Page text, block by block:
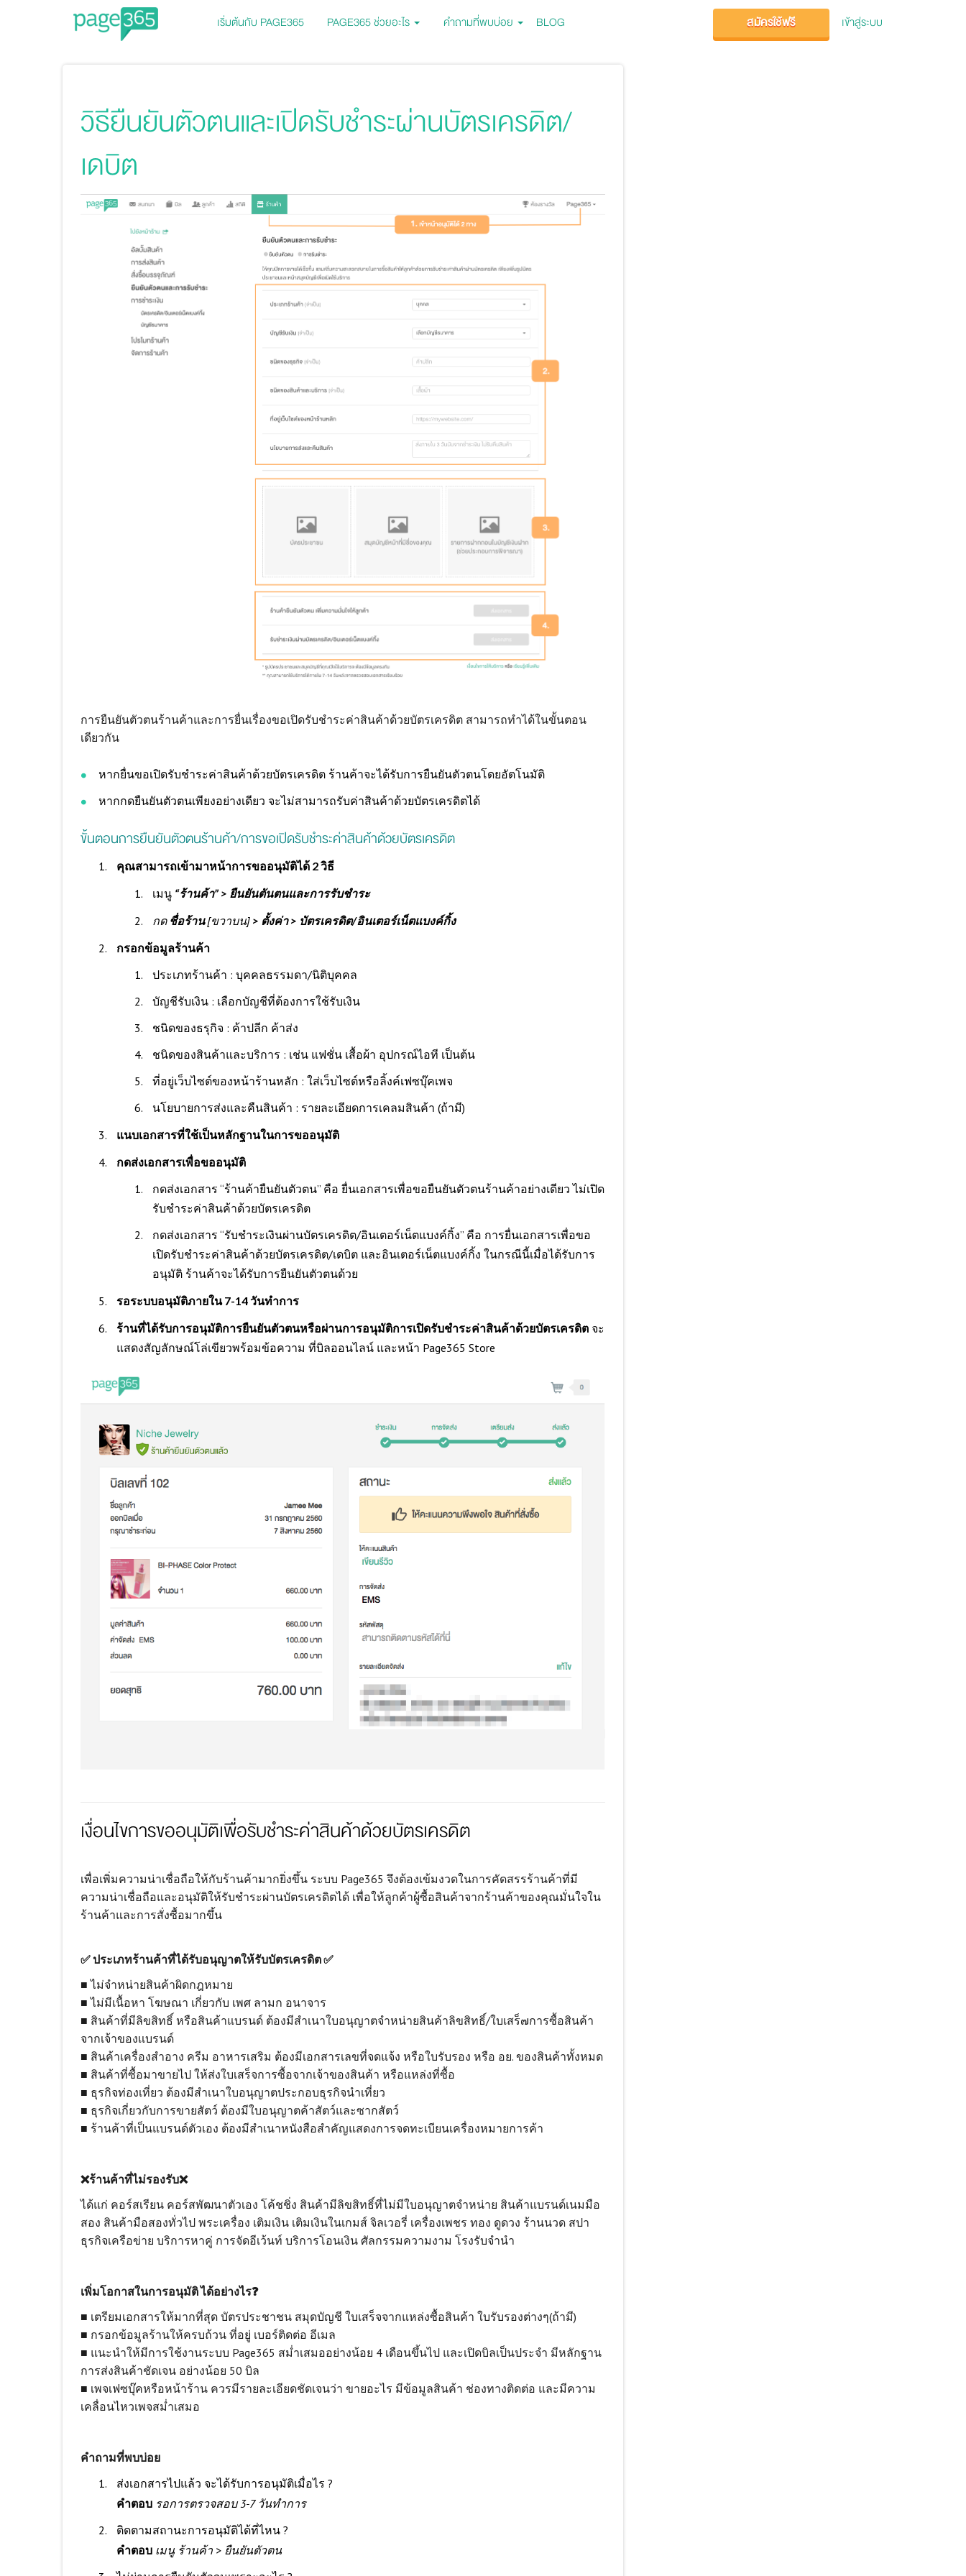
เริ่มต้นกับ PAGE365 PAGE365 ช่วยอะไร คำถามที่พบบ่อย BLOG สมัครใช้ฟรี เข้าสู่ระบบ
วิธียืนยันตัวตนและเปิดรับชำระผ่านบัตรเครดิต/
เดบิต
การยืนยันตัวตนร้านค้าและการยื่นเรื่องขอเปิดรับชำระค่าสินค้าด้วยบัตรเครดิต สามารถทำได้ในขั้นตอน
เดียวกัน
หากยื่นขอเปิดรับชำระค่าสินค้าด้วยบัตรเครดิต ร้านค้าจะได้รับการยืนยันตัวตนโดยอัตโนมัติ
หากกดยืนยันตัวตนเพียงอย่างเดียว จะไม่สามารถรับค่าสินค้าด้วยบัตรเครดิตได้
ขั้นตอนการยืนยันตัวตนร้านค้า/การขอเปิดรับชำระค่าสินค้าด้วยบัตรเครดิต
คุณสามารถเข้ามาหน้าการขออนุมัติได้ 2 วิธี
เมนู “ร้านค้า” > ยืนยันตันตนและการรับชำระ
กดชื่อร้าน[ขวาบน] > ตั้งค่า > บัตรเครดิต/อินเตอร์เน็ตแบงค์กิ้ง
กรอกข้อมูลร้านค้า
ประเภทร้านค้า : บุคคลธรรมดา/นิติบุคคล
บัญชีรับเงิน : เลือกบัญชีที่ต้องการใช้รับเงิน
ชนิดของธรุกิจ : ค้าปลีก ค้าส่ง
ชนิดของสินค้าและบริการ : เช่น แฟชั่น เสื้อผ้า อุปกรณ์ไอที เป็นต้น
ที่อยู่เว็บไซต์ของหน้าร้านหลัก : ใส่เว็บไซต์หรือลิ้งค์เฟซบุ๊คเพจ
นโยบายการส่งและคืนสินค้า : รายละเอียดการเคลมสินค้า (ถ้ามี)
แนบเอกสารที่ใช้เป็นหลักฐานในการขออนุมัติ
กดส่งเอกสารเพื่อขออนุมัติ
กดส่งเอกสาร “ร้านค้ายืนยันตัวตน” คือ ยื่นเอกสารเพื่อขอยืนยันตัวตนร้านค้าอย่างเดียว ไม่เปิด
รับชำระค่าสินค้าด้วยบัตรเครดิต
กดส่งเอกสาร “รับชำระเงินผ่านบัตรเครดิต/อินเตอร์เน็ตแบงค์กิ้ง” คือ การยื่นเอกสารเพื่อขอ
เปิดรับชำระค่าสินค้าด้วยบัตรเครดิต/เดบิต และอินเตอร์เน็ตแบงค์กิ้ง ในกรณีนี้เมื่อได้รับการ
อนุมัติ ร้านค้าจะได้รับการยืนยันตัวตนด้วย
รอระบบอนุมัติภายใน 7-14 วันทำการ
ร้านที่ได้รับการอนุมัติการยืนยันตัวตนหรือผ่านการอนุมัติการเปิดรับชำระค่าสินค้าด้วยบัตรเครดิต จะ
แสดงสัญลักษณ์โล่เขียวพร้อมข้อความ ที่บิลออนไลน์ และหน้า Page365 Store
เงื่อนไขการขออนุมัติเพื่อรับชำระค่าสินค้าด้วยบัตรเครดิต
เพื่อเพิ่มความน่าเชื่อถือให้กับร้านค้ามากยิ่งขึ้น ระบบ Page365 จึงต้องเข้มงวดในการคัดสรรร้านค้าที่มี
ความน่าเชื่อถือและอนุมัติให้รับชำระผ่านบัตรเครดิตได้ เพื่อให้ลูกค้าผู้ซื้อสินค้าจากร้านค้าของคุณมั่นใจใน
ร้านค้าและการสั่งซื้อมากขึ้น
✅ ประเภทร้านค้าที่ได้รับอนุญาตให้รับบัตรเครดิต ✅
■ ไม่จำหน่ายสินค้าผิดกฎหมาย
■ ไม่มีเนื้อหา โฆษณา เกี่ยวกับ เพศ ลามก อนาจาร
■ สินค้าที่มีลิขสิทธิ์ หรือสินค้าแบรนด์ ต้องมีสำเนาใบอนุญาตจำหน่ายสินค้าลิขสิทธิ์/ใบเสร็๗การซื้อสินค้า
จากเจ้าของเเบรนด์
■ สินค้าเครื่องสำอาง ครีม อาหารเสริม ต้องมีเอกสารเลขที่จดแจ้ง หรือใบรับรอง หรือ อย. ของสินค้าทั้งหมด
■ สินค้าที่ซื้อมาขายไป ให้ส่งใบเสร็จการซื้อจากเจ้าของสินค้า หรือแหล่งที่ซื้อ
■ ธุรกิจท่องเที่ยว ต้องมีสำเนาใบอนุญาตประกอบธุรกิจนำเที่ยว
■ ธุรกิจเกี่ยวกับการขายสัตว์ ต้องมีใบอนุญาตค้าสัตว์และซากสัตว์
■ ร้านค้าที่เป็นแบรนด์ตัวเอง ต้องมีสำเนาหนังสือสำคัญแสดงการจดทะเบียนเครื่องหมายการค้า
❌ร้านค้าที่ไม่รองรับ❌
ได้แก่ คอร์สเรียน คอร์สพัฒนาตัวเอง โค้ชชิ่ง สินค้ามีลิขสิทธิ์ที่ไม่มีใบอนุญาตจำหน่าย สินค้าแบรนด์เนมมือ
สอง สินค้ามือสองทั่วไป พระเครื่อง เติมเงิน เติมเงินในเกมส์ จิลเวอรี่ เครื่องเพชร ทอง ดูดวง ร้านนวด สปา
ธุรกิจเครือข่าย บริการหาคู่ การจัดอีเว้นท์ บริการโอนเงิน ศัลกรรมความงาม โรงรับจำนำ
เพิ่มโอกาสในการอนุมัติ ได้อย่างไร❓
■ เตรียมเอกสารให้มากที่สุด บัตรประชาชน สมุดบัญชี ใบเสร็จจากแหล่งซื้อสินค้า ใบรับรองต่างๆ(ถ้ามี)
■ กรอกข้อมูลร้านให้ครบถ้วน ที่อยู่ เบอร์ติดต่อ อีเมล
■ แนะนำให้มีการใช้งานระบบ Page365 สม่ำเสมออย่างน้อย 4 เดือนขึ้นไป และเปิดบิลเป็นประจำ มีหลักฐาน
การส่งสินค้าชัดเจน อย่างน้อย 50 บิล
■ เพจเฟซบุ๊คหรือหน้าร้าน ควรมีรายละเอียดชัดเจนว่า ขายอะไร มีข้อมูลสินค้า ช่องทางติดต่อ และมีความ
เคลื่อนไหวเพจสม่ำเสมอ
คำถามที่พบบ่อย
ส่งเอกสารไปแล้ว จะได้รับการอนุมัติเมื่อไร ?
คำตอบ รอการตรวจสอบ 3-7 วันทำการ
ติดตามสถานะการอนุมัติได้ที่ไหน ?
คำตอบ เมนู ร้านค้า > ยืนยันตัวตน